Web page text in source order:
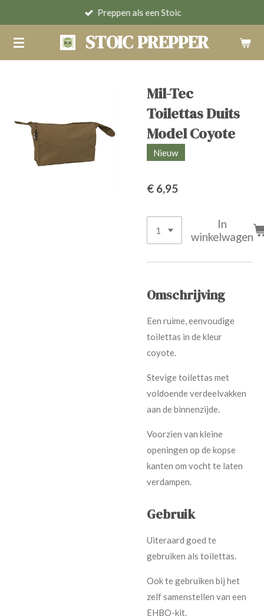
naar
de
STOIC PREPPER
Preppen als een Stoic
Mil-Tec
Toilettas Duits
Model Coyote
Nieuw
€ 6,95
In
winkelwagen
Omschrijving
Een ruime, eenvoudige
toilettas in de kleur
coyote.
Stevige toilettas met
voldoende verdeelvakken
aan de binnenzijde.
Voorzien van kleine
openingen op de kopse
kanten om vocht te laten
verdampen.
Gebruik
Uiteraard goed te
gebruiken als toilettas.
Ook te gebruiken bij het
zelf samenstellen van een
EHBO-kit.